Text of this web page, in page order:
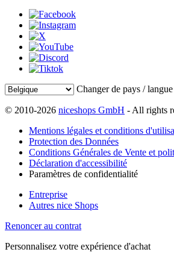
Changer de pays / langue
© 2010-2026 niceshops GmbH - All rights
Mentions légales et conditions
Protection des Données
Conditions Générales de Vente et
Déclaration d'accessibilité
Paramètres de confidentialité
Entreprise
Autres nice Shops
Renoncer au contrat
Personnalisez votre expérience d'achat